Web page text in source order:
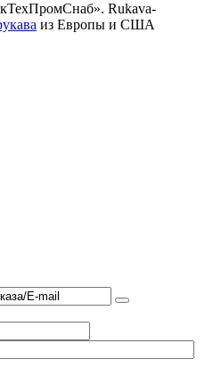
Rukava-
из Европы и США